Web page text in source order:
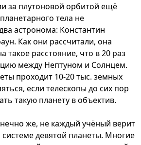
за плутоновой орбитой ещё
тела не
астронома: Константин
Как они рассчитали, она
такое расстояние, что в 20 раз
между Нептуном и Солнцем.
проходит 10-20 тыс. земных
если телескопы до сих пор
такую планету в объектив.
же, не каждый учёный верит
девятой планеты. Многие